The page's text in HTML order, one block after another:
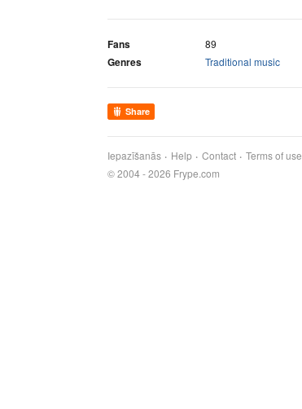
Fans 89
Genres Traditional music
Share
Iepazīšanās Help Contact Terms of use
© 2004 - 2026 Frype.com